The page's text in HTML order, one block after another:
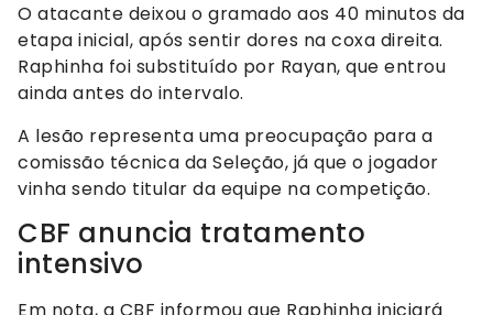
O atacante deixou o gramado aos 40 minutos da
etapa inicial, após sentir dores na coxa direita.
Raphinha foi substituído por Rayan, que entrou
ainda antes do intervalo.
A lesão representa uma preocupação para a
comissão técnica da Seleção, já que o jogador
vinha sendo titular da equipe na competição.
CBF anuncia tratamento
intensivo